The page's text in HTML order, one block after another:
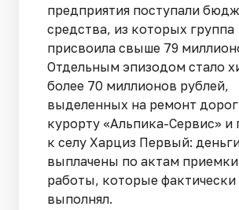
предприятия поступали
средства, из которых группа
присвоила свыше 79
Отдельным эпизодом стало
более 70 миллионов рублей,
выделенных на ремонт
курорту «Альпика-Сервис» и
к селу Харциз Первый:
выплачены по актам приемки
работы, которые фактически
выполнял.